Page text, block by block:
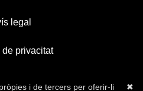
legal
de privacitat
✖
i de tercers per oferir-li